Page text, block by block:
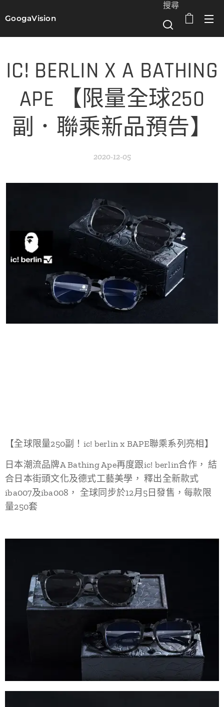
GoogaVision
搜尋
IC! BERLIN X A BATHING
APE 【限量全球250
副．聯乘新品預告】
2020-12-05
【全球限量250副！ic! berlin x BAPE聯乘系列亮相】
日本潮流品牌A Bathing Ape再度跟ic! berlin合作， 結
合日本街頭文化及德式工藝美學， 釋出全新款式
iba007及iba008， 全球同步於12月5日發售，每款限
量250套